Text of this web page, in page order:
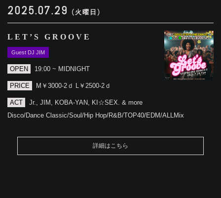
2025.07.29 (火曜日)
LET’S GROOVE
Guest DJ JIM
OPEN 19:00 ~ MIDNIGHT
PRICE M￥3000-2ｄ L￥2500-2ｄ
ACT
Jr., JIM, KOBA-YAN, KI☆SEX. & more
Disco/Dance Classic/Soul/Hip Hop/R&B/TOP40/EDM/ALLMix
詳細はこちら